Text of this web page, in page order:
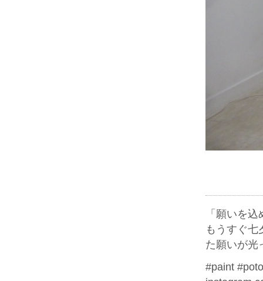
「願いを
もうすぐ七
た願いが光
#paint